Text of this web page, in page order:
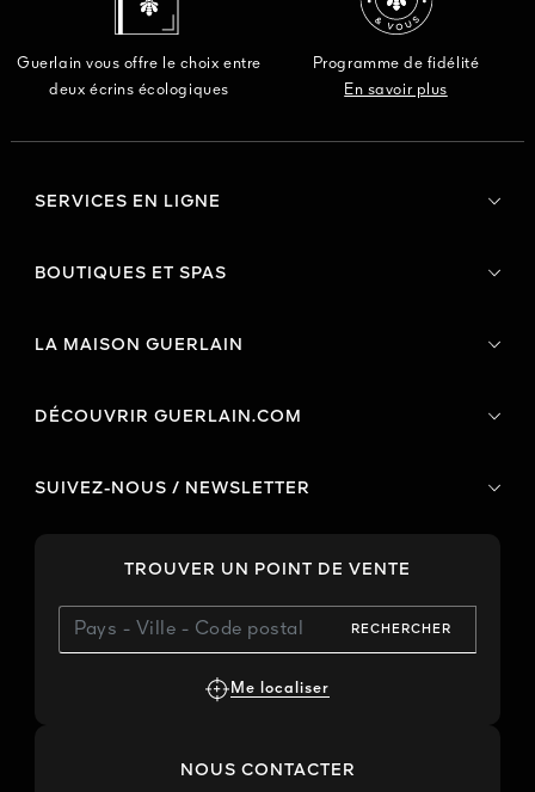
Guerlain vous offre le choix entre
deux écrins écologiques
Programme de fidélité
En savoir plus
SERVICES EN LIGNE
BOUTIQUES ET SPAS
LA MAISON GUERLAIN
DÉCOUVRIR GUERLAIN.COM
SUIVEZ-NOUS / NEWSLETTER
TROUVER UN POINT DE VENTE
RECHERCHER
Me localiser
NOUS CONTACTER